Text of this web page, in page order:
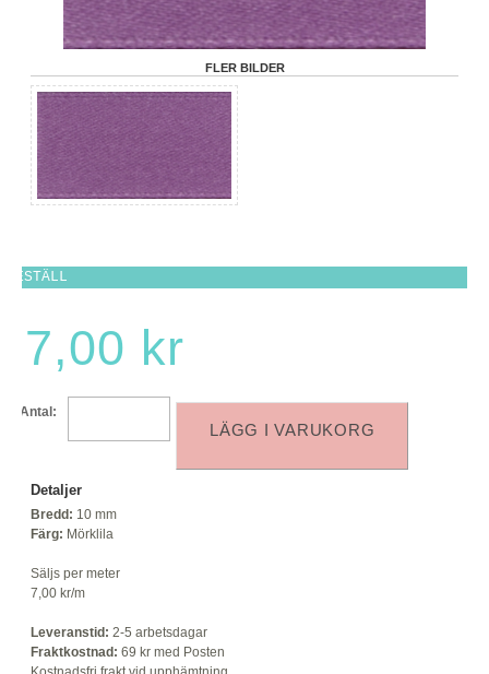
FLER BILDER
BESTÄLL
7,00 kr
Antal:
LÄGG I VARUKORG
Detaljer
Bredd: 10 mm
Färg: Mörklila
Säljs per meter
7,00 kr/m
Leveranstid: 2-5 arbetsdagar
Fraktkostnad: 69 kr med Posten